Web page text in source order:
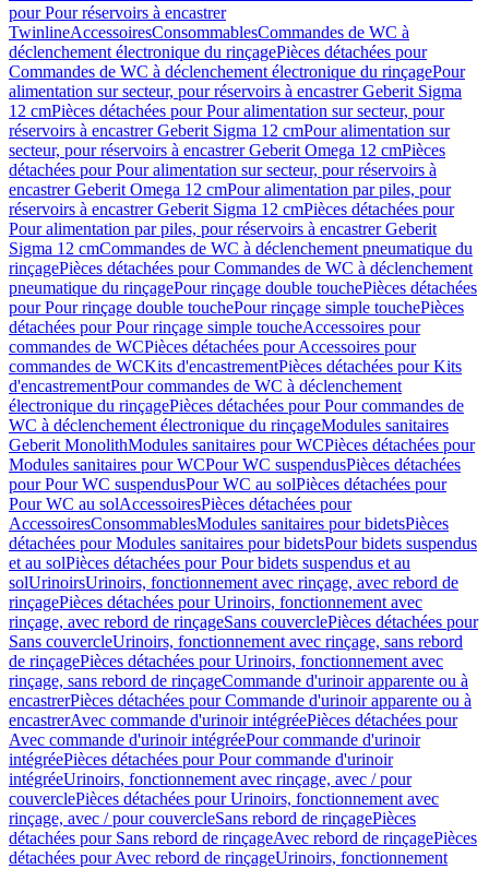
pour Pour réservoirs à encastrer
TwinlineAccessoiresConsommablesCommandes de WC à
déclenchement électronique du rinçagePièces détachées pour
Commandes de WC à déclenchement électronique du rinçagePour
alimentation sur secteur, pour réservoirs à encastrer Geberit Sigma
12 cmPièces détachées pour Pour alimentation sur secteur, pour
réservoirs à encastrer Geberit Sigma 12 cmPour alimentation sur
secteur, pour réservoirs à encastrer Geberit Omega 12 cmPièces
détachées pour Pour alimentation sur secteur, pour réservoirs à
encastrer Geberit Omega 12 cmPour alimentation par piles, pour
réservoirs à encastrer Geberit Sigma 12 cmPièces détachées pour
Pour alimentation par piles, pour réservoirs à encastrer Geberit
Sigma 12 cmCommandes de WC à déclenchement pneumatique du
rinçagePièces détachées pour Commandes de WC à déclenchement
pneumatique du rinçagePour rinçage double touchePièces détachées
pour Pour rinçage double touchePour rinçage simple touchePièces
détachées pour Pour rinçage simple toucheAccessoires pour
commandes de WCPièces détachées pour Accessoires pour
commandes de WCKits d'encastrementPièces détachées pour Kits
d'encastrementPour commandes de WC à déclenchement
électronique du rinçagePièces détachées pour Pour commandes de
WC à déclenchement électronique du rinçageModules sanitaires
Geberit MonolithModules sanitaires pour WCPièces détachées pour
Modules sanitaires pour WCPour WC suspendusPièces détachées
pour Pour WC suspendusPour WC au solPièces détachées pour
Pour WC au solAccessoiresPièces détachées pour
AccessoiresConsommablesModules sanitaires pour bidetsPièces
détachées pour Modules sanitaires pour bidetsPour bidets suspendus
et au solPièces détachées pour Pour bidets suspendus et au
solUrinoirsUrinoirs, fonctionnement avec rinçage, avec rebord de
rinçagePièces détachées pour Urinoirs, fonctionnement avec
rinçage, avec rebord de rinçageSans couverclePièces détachées pour
Sans couvercleUrinoirs, fonctionnement avec rinçage, sans rebord
de rinçagePièces détachées pour Urinoirs, fonctionnement avec
rinçage, sans rebord de rinçageCommande d'urinoir apparente ou à
encastrerPièces détachées pour Commande d'urinoir apparente ou à
encastrerAvec commande d'urinoir intégréePièces détachées pour
Avec commande d'urinoir intégréePour commande d'urinoir
intégréePièces détachées pour Pour commande d'urinoir
intégréeUrinoirs, fonctionnement avec rinçage, avec / pour
couverclePièces détachées pour Urinoirs, fonctionnement avec
rinçage, avec / pour couvercleSans rebord de rinçagePièces
détachées pour Sans rebord de rinçageAvec rebord de rinçagePièces
détachées pour Avec rebord de rinçageUrinoirs, fonctionnement